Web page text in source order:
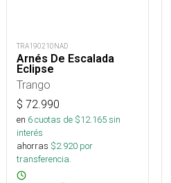
TRA190210NAD
Arnés De Escalada
Eclipse
Trango
$ 72.990
en 6cuotas de $12.165sin
interés
ahorras $2.920 por
transferencia.